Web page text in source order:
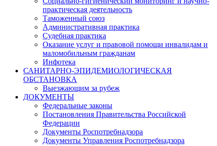
практическая деятельность
Таможенный союз
Административная практика
Судебная практика
Оказание услуг и правовой помощи инвалидам и
маломобильным гражданам
Инфотека
САНИТАРНО-ЭПИДЕМИОЛОГИЧЕСКАЯ
ОБСТАНОВКА
Выезжающим за рубеж
ДОКУМЕНТЫ
Федеральные законы
Постановления Правительства Российской
Федерации
Документы Роспотребнадзора
Документы Управления Роспотребнадзора